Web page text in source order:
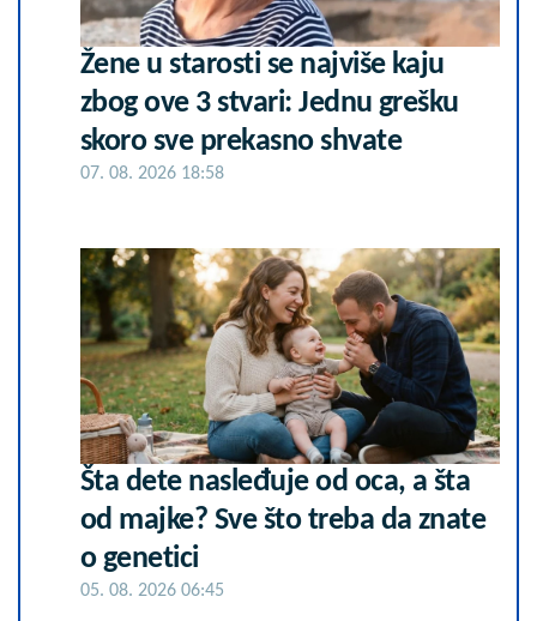
Žene u starosti se najviše kaju
zbog ove 3 stvari: Jednu grešku
skoro sve prekasno shvate
07. 08. 2026 18:58
Šta dete nasleđuje od oca, a šta
od majke? Sve što treba da znate
o genetici
05. 08. 2026 06:45